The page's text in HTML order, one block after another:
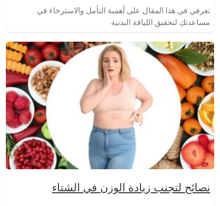
تعرفي في هذا المقال على أهمية التأمل والاسترخاء في
مساعدتكِ لتحقيق اللياقة البدنية
نصائح لتجنب زيادة الوزن في الشتاء